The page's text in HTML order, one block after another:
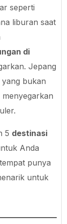
seperti
liburan saat
di
Jepang
bukan
5 destinasi
Anda
punya
untuk